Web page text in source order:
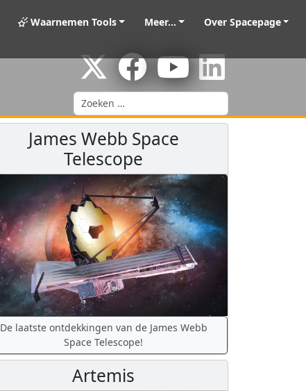
Waarnemen Tools Meer... Over Spacepage
Zoeken
James Webb Space
Telescope
De laatste ontdekkingen van de James Webb
Space Telescope!
Artemis